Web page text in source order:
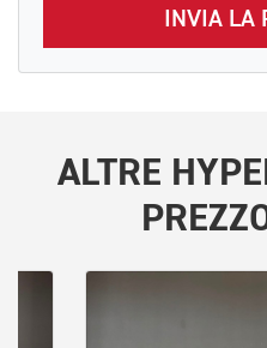
INVIA LA
ALTRE